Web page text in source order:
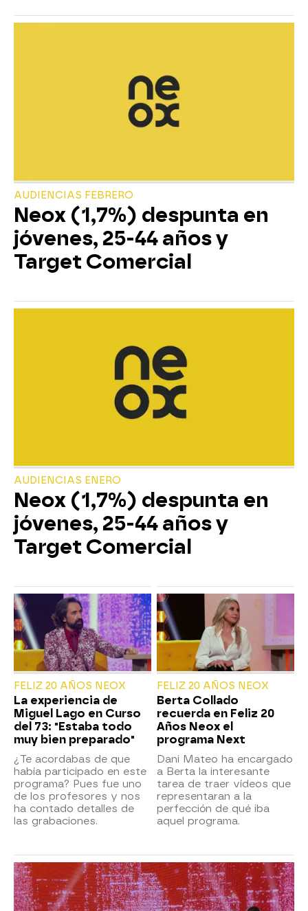
AUDIENCIAS FEBRERO
Neox (1,7%) despunta en
jóvenes, 25-44 años y
Target Comercial
AUDIENCIAS ENERO
Neox (1,7%) despunta en
jóvenes, 25-44 años y
Target Comercial
FELIZ 20 AÑOS NEOX
La experiencia de
Miguel Lago en Curso
del 73: "Estaba todo
muy bien preparado"
¿Te acordabas de que
había participado en este
programa? Pues fue uno
de los profesores y nos
ha contado detalles de
las grabaciones.
FELIZ 20 AÑOS NEOX
Berta Collado
recuerda en Feliz 20
Años Neox el
programa Next
Dani Mateo ha encargado
a Berta la interesante
tarea de traer vídeos que
representaran a la
perfección de qué iba
aquel programa.